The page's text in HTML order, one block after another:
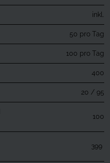
inkl.
50 pro Tag
100 pro Tag
400
20 / 95
100
399